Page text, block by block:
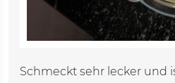
Schmeckt sehr lecker und